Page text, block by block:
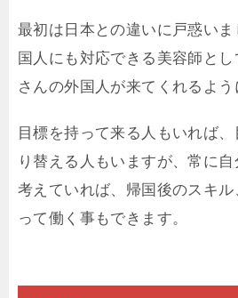
最初は日本との違いに戸惑い
国人にも対応できる美容師とし
さんの外国人が来てくれるよう
目標を持って来る人もいれば
り替える人もいますが、常に
考えていれば、帰国後のスキ
って働く事もできます。